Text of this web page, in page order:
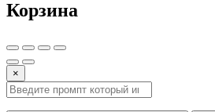
Корзина
×